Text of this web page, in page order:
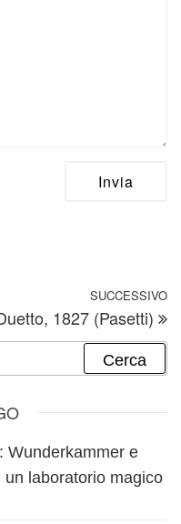
SUCCESSIVO
1827 (Pasetti)
Wunderkammer e
laboratorio magico